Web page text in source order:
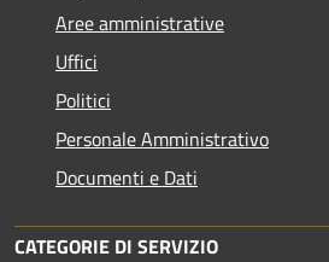
Aree amministrative
Uffici
Politici
Personale Amministrativo
Documenti e Dati
CATEGORIE DI SERVIZIO